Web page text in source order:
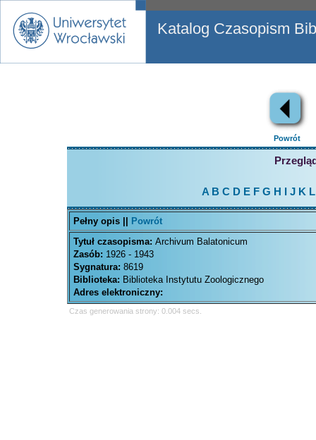
Katalog Czasopism
Powrót
A B C D EFG H J K L
Pełny opis ||
Powrót
Tytuł czasopisma: Archivum Balatonicum
Zasób: 1926 - 1943
Sygnatura: 8619
Biblioteka: Biblioteka Instytutu Zoologicznego
Adres elektroniczny:
Czas generowania strony: 0.004 secs.